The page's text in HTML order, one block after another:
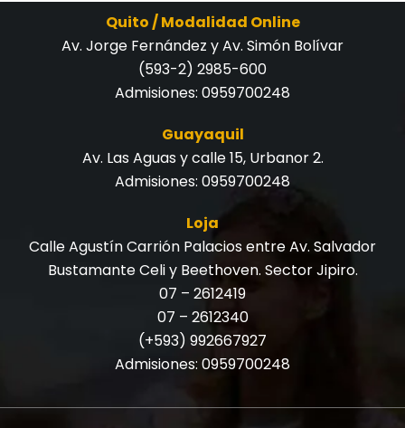
Quito / Modalidad Online
Av. Jorge Fernández y Av. Simón Bolívar
(593-2) 2985-600
Admisiones: 0959700248
Guayaquil
Av. Las Aguas y calle 15, Urbanor 2.
Admisiones: 0959700248
Loja
Calle Agustín Carrión Palacios entre Av. Salvador
Bustamante Celi y Beethoven. Sector Jipiro.
07 – 2612419
07 – 2612340
(+593) 992667927
Admisiones: 0959700248